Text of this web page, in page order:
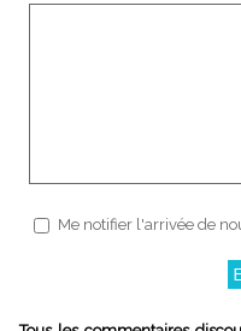
Me notifier l'arrivée de